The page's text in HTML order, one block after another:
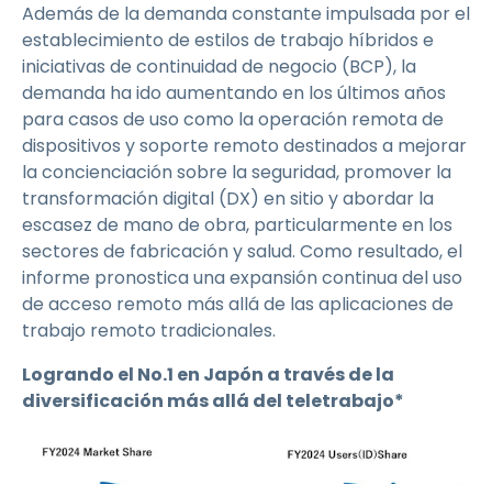
Además de la demanda constante impulsada por el
establecimiento de estilos de trabajo híbridos e
iniciativas de continuidad de negocio (BCP), la
demanda ha ido aumentando en los últimos años
para casos de uso como la operación remota de
dispositivos y soporte remoto destinados a mejorar
la concienciación sobre la seguridad, promover la
transformación digital (DX) en sitio y abordar la
escasez de mano de obra, particularmente en los
sectores de fabricación y salud. Como resultado, el
informe pronostica una expansión continua del uso
de acceso remoto más allá de las aplicaciones de
trabajo remoto tradicionales.
Logrando el No.1 en Japón a través de la
diversificación más allá del teletrabajo*